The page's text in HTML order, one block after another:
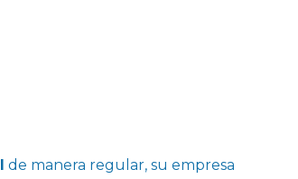
de manera regular, su empresa